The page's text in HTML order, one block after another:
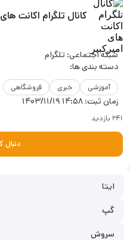
کانال تلگرام اکانت های
شبکه اجتماعی: تلگرام
دسته بندی ها:
آموزشی خبری فروشگاهی
زمان ثبت: ۱۴۰۳/۱۱/۱۹ ۱۴:۵۸
۲۴۱ بازدید
دنبال
ایتا
گپ
سروش